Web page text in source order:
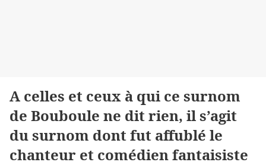
A celles et ceux à qui ce surnom
de Bouboule ne dit rien, il s’agit
du surnom dont fut affublé le
chanteur et comédien fantaisiste